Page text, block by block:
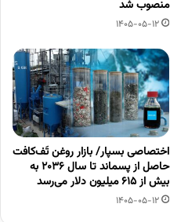
منصوب شد
1405-05-12
اختصاصی بسپار/ بازار روغن تَف‌کافت
حاصل از پسماند تا سال ۲۰۳۶ به
بیش از ۶۱۵ میلیون دلار می‌رسد
1405-05-12